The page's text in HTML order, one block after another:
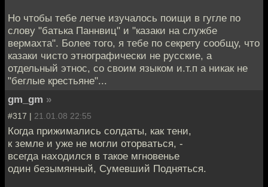
Но чтобы тебе легче изучалось поищи в гугле по
слову "батька Паннвиц" и "казаки на службе
вермахта". Более того, я тебе по секрету сообщу, что
казаки чисто этнографически не русские, а
отдельный этнос, со своим языком и.т.п а никак не
"беглые крестьяне"...
gm_gm »
#317 | 21.01.08 22:55
Когда прижимались солдаты, как тени,
к земле и уже не могли оторваться, -
всегда находился в такое мгновенье
один безымянный, Сумевший Подняться.